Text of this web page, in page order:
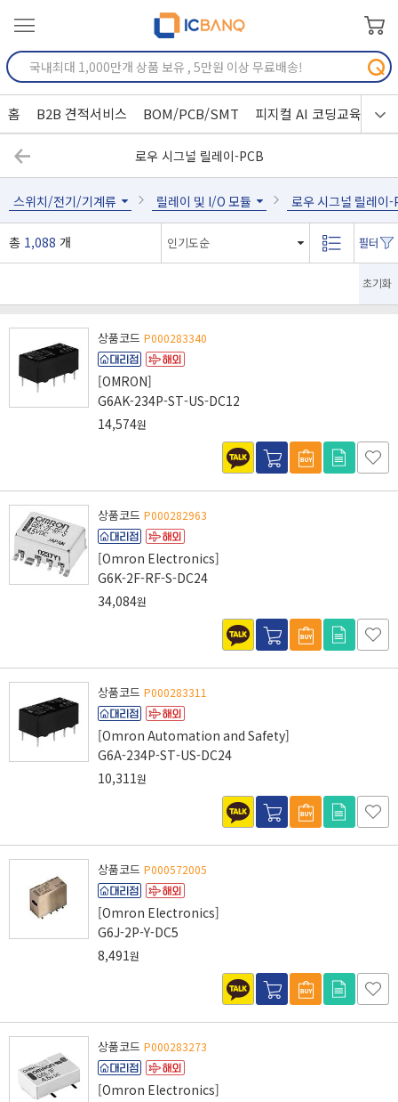
홈 B2B 견적서비스 BOM/PCB/SMT 피지컬 AI 코딩교육
로우 시그널 릴레이-PCB
스위치/전기/기계류 릴레이 및 I/O 모듈 로우 시그널 릴레이-
총 1,088 개
초기화
상품코드 P000283340
[OMRON]
G6AK-234P-ST-US-DC12
14,574원
상품코드 P000282963
[Omron Electronics]
G6K-2F-RF-S-DC24
34,084원
상품코드 P000283311
[Omron Automation and Safety]
G6A-234P-ST-US-DC24
10,311원
상품코드 P000572005
[Omron Electronics]
G6J-2P-Y-DC5
8,491원
상품코드 P000283273
[Omron Electronics]